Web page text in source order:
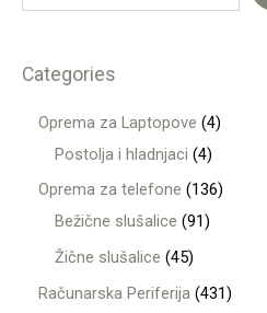
Categories
Oprema za Laptopove 4
Postolja i hladnjaci 4
Oprema za telefone
136
Bežične slušalice 91
Žične slušalice 45
Računarska Periferija 431